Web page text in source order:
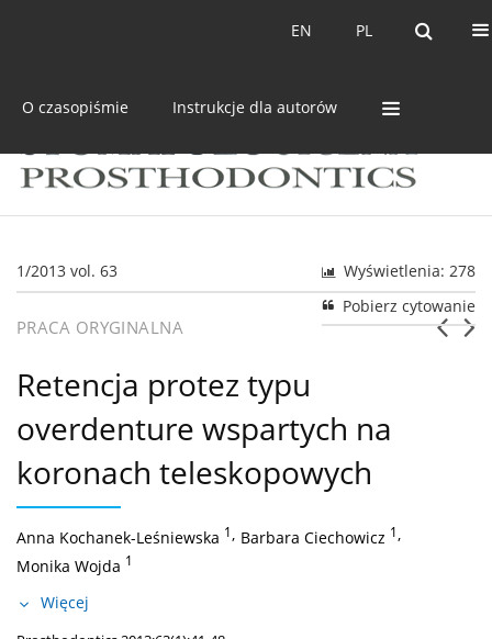
PL
EN PL
EN
O czasopiśmie Instrukcje dla autorów
1/2013 vol. 63
Wyświetlenia: 278
Pobierz cytowanie
PRACA ORYGINALNA
Retencja protez typu
overdenture wspartych na
koronach teleskopowych
Anna Kochanek-Leśniewska 1, Barbara Ciechowicz 1,
Monika Wojda 1
Więcej